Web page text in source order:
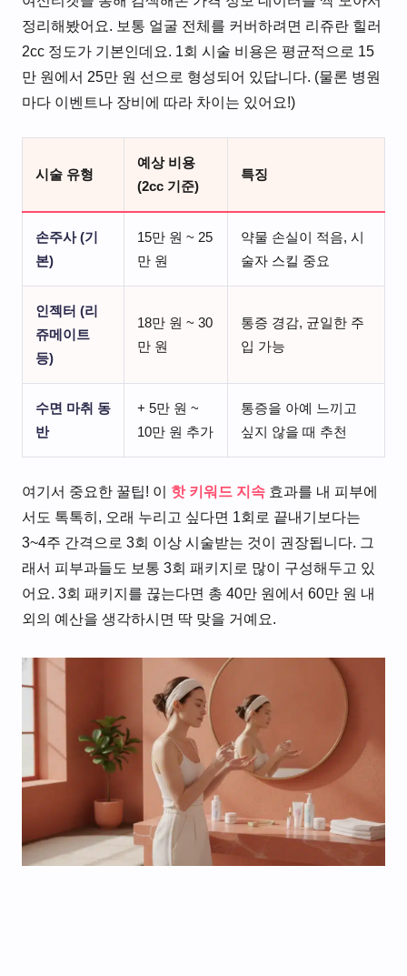
정리해봤어요. 보통 얼굴 전체를 커버하려면 리쥬란 힐러
2cc 정도가 기본인데요. 1회 시술 비용은 평균적으로 15
만 원에서 25만 원 선으로 형성되어 있답니다. (물론 병원
마다 이벤트나 장비에 따라 차이는 있어요!)
시술 유형
예상 비용
(2cc 기준)
특징
손주사 (기
본)
15만 원 ~ 25
만 원
약물 손실이 적음, 시
술자 스킬 중요
인젝터 (리
쥬메이트
등)
18만 원 ~ 30
만 원
통증 경감, 균일한 주
입 가능
수면 마취 동
반
+ 5만 원 ~
10만 원 추가
통증을 아예 느끼고
싶지 않을 때 추천
여기서 중요한 꿀팁! 이 핫 키워드 지속 효과를 내 피부에
서도 톡톡히, 오래 누리고 싶다면 1회로 끝내기보다는
3~4주 간격으로 3회 이상 시술받는 것이 권장됩니다. 그
래서 피부과들도 보통 3회 패키지로 많이 구성해두고 있
어요. 3회 패키지를 끊는다면 총 40만 원에서 60만 원 내
외의 예산을 생각하시면 딱 맞을 거예요.